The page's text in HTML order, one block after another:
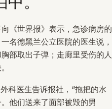
《世界报》表示，急诊病房的
名德黑兰公立医院的医生说，
部取出子弹；走廊里受伤的人
科医生告诉报社，“拖把的水
他们送来了面部被毁的男